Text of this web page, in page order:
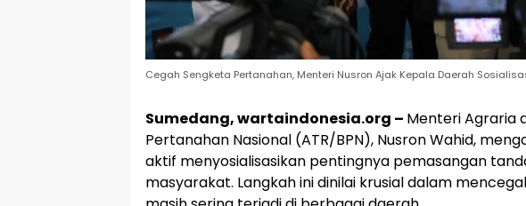
Cegah Sengketa Pertanahan, Menteri Nusron Ajak Kepala Daerah
Sumedang, wartaindonesia.org – Menteri Agraria
Pertanahan Nasional (ATR/BPN), Nusron Wahid,
aktif menyosialisasikan pentingnya pemasangan
masyarakat. Langkah ini dinilai krusial dalam